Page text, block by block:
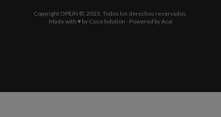
Copyright OPEIN ©, 2023. Todos los derechos reservados.
Made with ♥ by Coco Solution - Powered byAcai